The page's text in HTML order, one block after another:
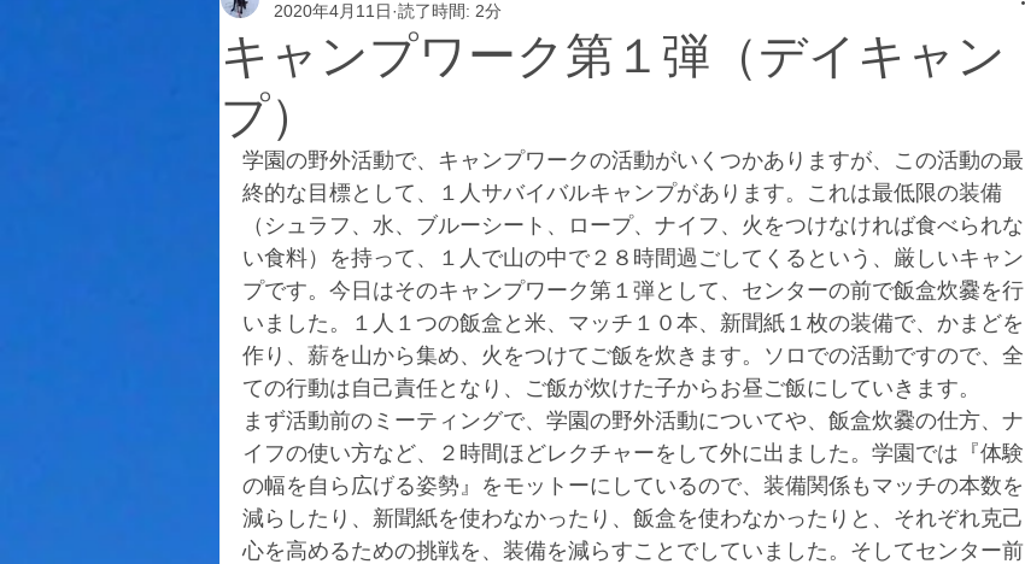
キャンプワーク第１弾（デイキャン
プ）
2020年4月11日 読了時間: 2分
学園の野外活動で、キャンプワークの活動がいくつかありますが、この活動の最
終的な目標として、１人サバイバルキャンプがあります。これは最低限の装備
（シュラフ、水、ブルーシート、ロープ、ナイフ、火をつけなければ食べられな
い食料）を持って、１人で山の中で２８時間過ごしてくるという、厳しいキャン
プです。今日はそのキャンプワーク第１弾として、センターの前で飯盒炊爨を行
いました。１人１つの飯盒と米、マッチ１０本、新聞紙１枚の装備で、かまどを
作り、薪を山から集め、火をつけてご飯を炊きます。ソロでの活動ですので、全
ての行動は自己責任となり、ご飯が炊けた子からお昼ご飯にしていきます。
まず活動前のミーティングで、学園の野外活動についてや、飯盒炊爨の仕方、ナ
イフの使い方など、２時間ほどレクチャーをして外に出ました。学園では『体験
の幅を自ら広げる姿勢』をモットーにしているので、装備関係もマッチの本数を
減らしたり、新聞紙を使わなかったり、飯盒を使わなかったりと、それぞれ克己
心を高めるための挑戦を、装備を減らすことでしていました。そしてセンター前